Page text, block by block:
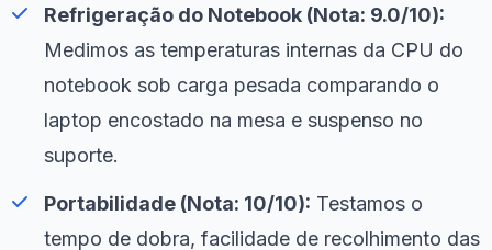
Refrigeração do Notebook (Nota: 9.0/10):
Medimos as temperaturas internas da CPU do
notebook sob carga pesada comparando o
laptop encostado na mesa e suspenso no
suporte.
Portabilidade (Nota: 10/10): Testamos o
tempo de dobra, facilidade de recolhimento das